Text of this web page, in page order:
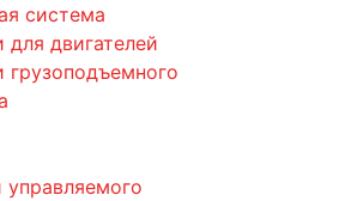
система
для двигателей
грузоподъемного